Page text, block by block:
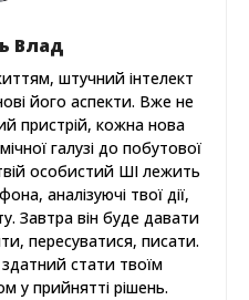
Влад
штучний інтелект
його аспекти. Вже не
пристрій, кожна нова
галузі до побутової
особистий ШІ лежить
аналізуючі твої дії,
Завтра він буде давати
пересуватися, писати.
здатний стати твоїм
у прийнятті рішень.